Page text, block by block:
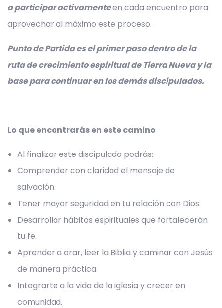
a participar activamenteen cada encuentro para
aprovechar al máximo este proceso.
Punto de Partida es el primer paso dentro de la
ruta de crecimiento espiritual de Tierra Nueva y la
base para continuar en los demás discipulados.
Lo que encontrarás en este camino
Al finalizar este discipulado podrás:
Comprender con claridad el mensaje de
salvación.
Tener mayor seguridad en tu relación con Dios.
Desarrollar hábitos espirituales que fortalecerán
tu fe.
Aprender a orar, leer la Biblia y caminar con Jesús
de manera práctica.
Integrarte a la vida de la iglesia y crecer en
comunidad.